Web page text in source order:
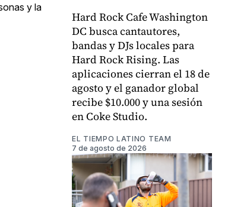
y la
Hard Rock Cafe Washington
DC busca cantautores,
bandas y DJs locales para
Hard Rock Rising. Las
aplicaciones cierran el 18 de
agosto y el ganador global
recibe $10.000 y una sesión
en Coke Studio.
EL TIEMPO LATINO TEAM
7 de agosto de 2026